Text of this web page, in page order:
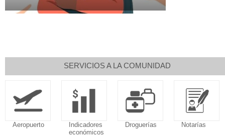
SERVICIOS A LA COMUNIDAD
Aeropuerto
Indicadores
económicos
Droguerías Notarías